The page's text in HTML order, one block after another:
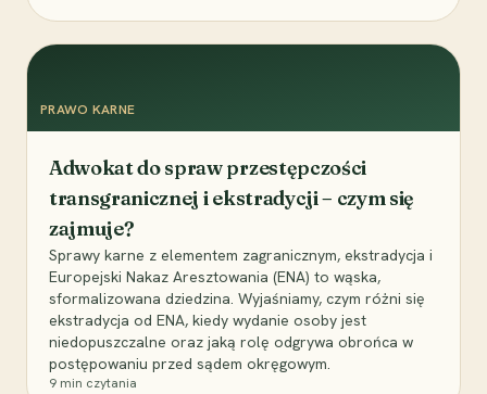
PRAWO KARNE
Adwokat do spraw przestępczości
transgranicznej i ekstradycji – czym się
zajmuje?
Sprawy karne z elementem zagranicznym, ekstradycja i
Europejski Nakaz Aresztowania (ENA) to wąska,
sformalizowana dziedzina. Wyjaśniamy, czym różni się
ekstradycja od ENA, kiedy wydanie osoby jest
niedopuszczalne oraz jaką rolę odgrywa obrońca w
postępowaniu przed sądem okręgowym.
9 min czytania